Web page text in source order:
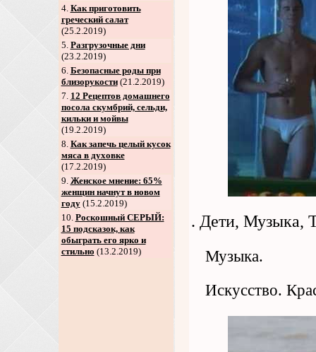
4. Как приготовить
греческий салат
(25.2.2019)
5. Разгрузочные дни
(23.2.2019)
6. Безопасные роды при
близорукости(21.2.2019)
7. 12 Рецептов домашнего
посола скумбрий, сельди,
кильки и мойвы
(19.2.2019)
8. Как запечь целый кусок
мяса в духовке
(17.2.2019)
9. Женское мнение: 65%
женщин начнут в новом
году(15.2.2019)
10. Роскошный СЕРЫЙ:
15 подсказок, как
обыграть его ярко и
стильно (13.2.2019)
. Дети, Музыка,
Музыка.
Искусство.